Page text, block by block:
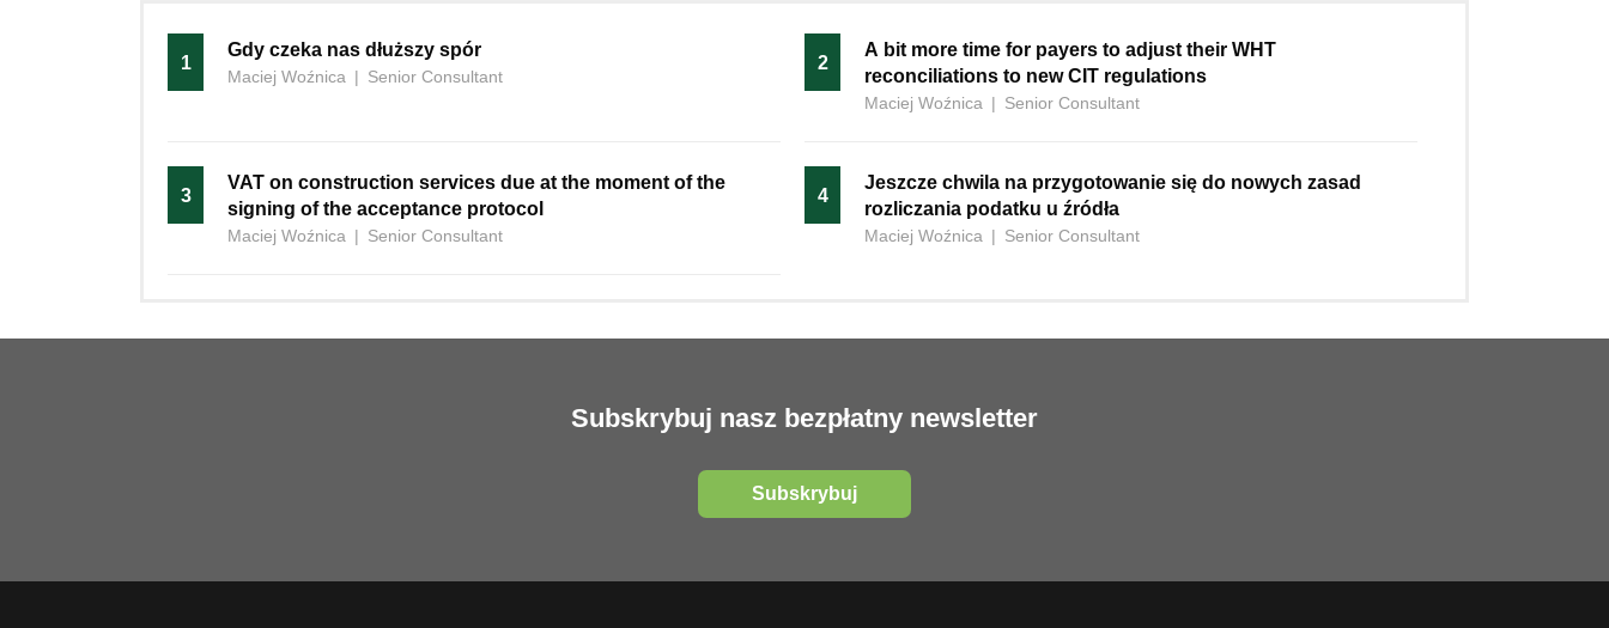
1
Gdy czeka nas dłuższy spór
Maciej Woźnica | Senior Consultant
2
A bit more time for payers to adjust their WHT
reconciliations to new CIT regulations
Maciej Woźnica | Senior Consultant
3
VAT on construction services due at the moment of the
signing of the acceptance protocol
Maciej Woźnica | Senior Consultant
4
Jeszcze chwila na przygotowanie się do nowych zasad
rozliczania podatku u źródła
Maciej Woźnica | Senior Consultant
Subskrybuj nasz bezpłatny newsletter
Subskrybuj